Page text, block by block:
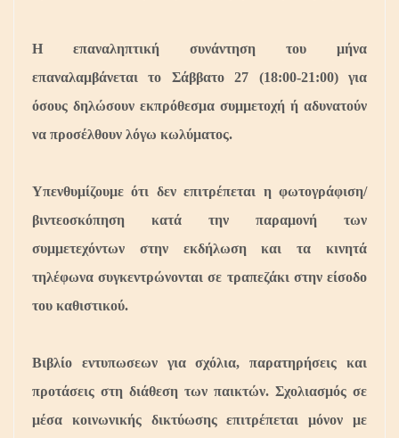
Η επαναληπτική συνάντηση του μήνα
επαναλαμβάνεται το Σάββατο 27 (18:00-21:00)για
όσους δηλώσουν εκπρόθεσμα συμμετοχή ή αδυνατούν
να προσέλθουν λόγω κωλύματος.
Υπενθυμίζουμε ότι δεν επιτρέπεται η φωτογράφιση/
βιντεοσκόπηση κατά την παραμονή των
συμμετεχόντων στην εκδήλωση και τα κινητά
τηλέφωνα συγκεντρώνονται σε τραπεζάκι στην είσοδο
του καθιστικού.
Βιβλίο εντυπωσεων για σχόλια, παρατηρήσεις και
προτάσεις στη διάθεση των παικτών. Σχολιασμός σε
μέσα κοινωνικής δικτύωσης επιτρέπεται μόνον με